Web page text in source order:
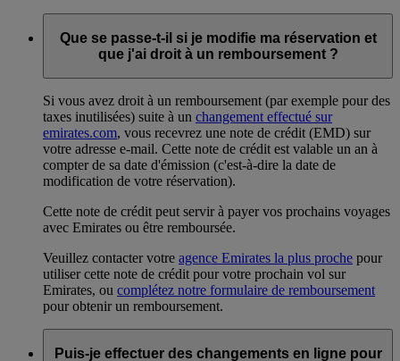
Que se passe-t-il si je modifie ma réservation et
que j'ai droit à un remboursement ?
Si vous avez droit à un remboursement (par exemple pour des
taxes inutilisées) suite à un changement effectué sur
emirates.com, vous recevrez une note de crédit (EMD) sur
votre adresse e-mail. Cette note de crédit est valable un an à
compter de sa date d'émission (c'est-à-dire la date de
modification de votre réservation).
Cette note de crédit peut servir à payer vos prochains voyages
avec Emirates ou être remboursée.
Veuillez contacter votre agence Emirates la plus proche pour
utiliser cette note de crédit pour votre prochain vol sur
Emirates, ou complétez notre formulaire de remboursement
pour obtenir un remboursement.
Puis-je effectuer des changements en ligne pour